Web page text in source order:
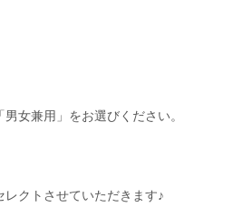
女兼用」をお選びください。
クトさせていただきます♪